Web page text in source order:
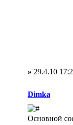
» 29.4.10
Dimka
Основной